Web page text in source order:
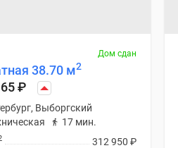
Дом сдан
38.70 м2
₽
Выборгский
17 мин.
312 950 ₽